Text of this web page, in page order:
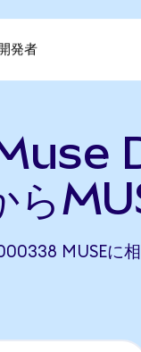
開発者
MUSEに